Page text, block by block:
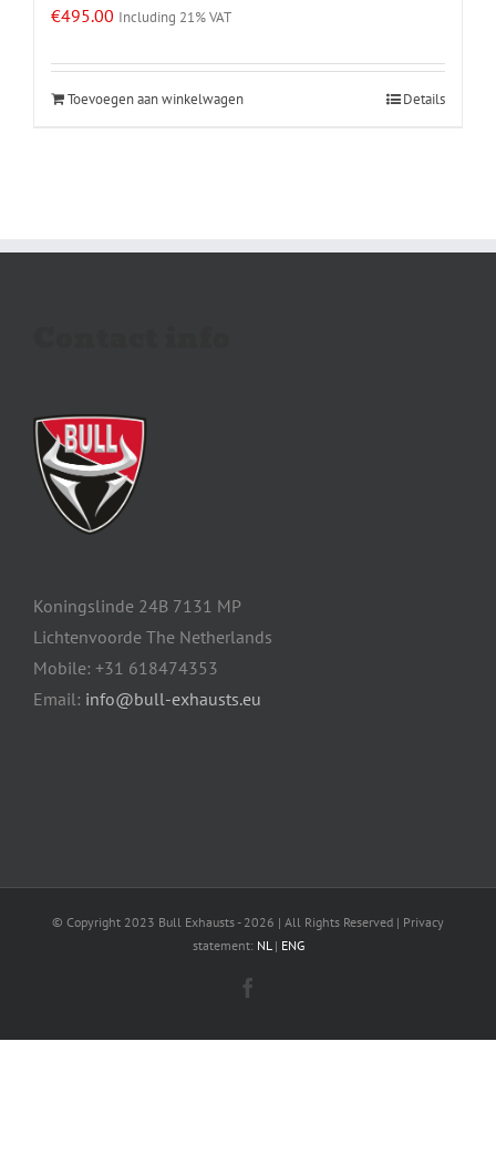
€495.00 Including 21% VAT
Toevoegen aan winkelwagen Details
Koningslinde 24B 7131 MP
Lichtenvoorde The Netherlands
Mobile: +31 618474353
Email: info@bull-exhausts.eu
© Copyright 2023 Bull Exhausts - 2026 | All Rights Reserved | Privacy
statement: NL| ENG